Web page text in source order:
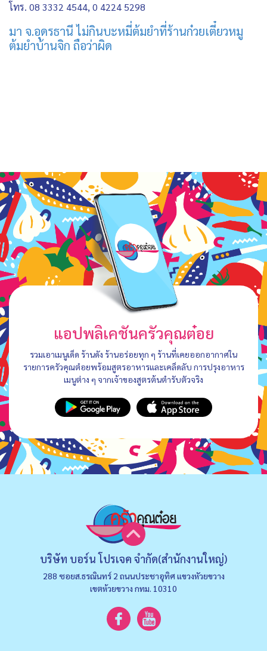
โทร. 08 3332 4544, 0 4224 5298
มา จ.อุดรธานี ไม่กินบะหมี่ต้มยำที่ร้านก๋วยเตี๋ยวหมู
ต้มยำบ้านจิก ถือว่าผิด
แอปพลิเคชันครัวคุณต๋อย
รวมเอาเมนูเด็ด ร้านดัง ร้านอร่อยทุก ๆ ร้านที่เคยออกอากาศใน
รายการครัวคุณต๋อยพร้อมสูตรอาหารและเคล็ดลับ การปรุงอาหาร
เมนูต่าง ๆ จากเจ้าของสูตรต้นตำรับตัวจริง
บริษัท บอร์น โปรเจค จำกัด(สำนักงานใหญ่)
288 ซอยส.ธรณินทร์ 2 ถนนประชาอุทิศ แขวงหัวยขวาง
เขตห้วยขวาง กทม. 10310